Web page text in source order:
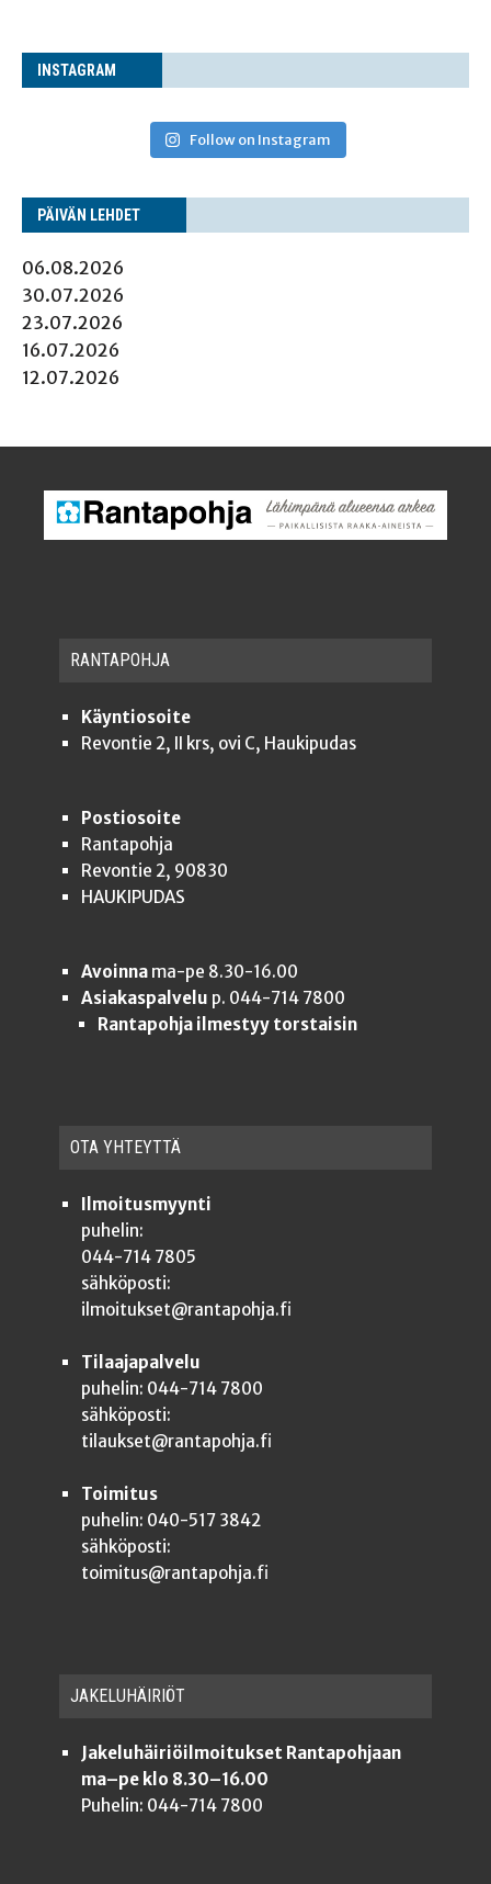
INS­TA­GRAM
Follow on Instagram
PÄI­VÄN LEHDET
06.08.2026
30.07.2026
23.07.2026
16.07.2026
12.07.2026
RAN­TA­POH­JA
Käyntiosoite
Revontie 2, II krs, ovi C, Haukipudas
Postiosoite
Rantapohja
Revontie 2, 90830
HAUKIPUDAS
Avoinnama-pe 8.30-16.00
Asiakaspalvelu p. 044-714 7800
Rantapohja ilmestyy torstaisin
OTA YHTEYT­TÄ
Ilmoitusmyynti
puhelin:
044-714 7805
sähköposti:
ilmoitukset@rantapohja.fi
Tilaajapalvelu
puhelin: 044-714 7800
sähköposti:
tilaukset@rantapohja.fi
Toimitus
puhelin: 040-517 3842
sähköposti:
toimitus@rantapohja.fi
JAKE­LU­HÄI­RIÖT
Jakeluhäiriöilmoitukset Rantapohjaan
ma–pe klo 8.30–16.00
Puhelin: 044-714 7800